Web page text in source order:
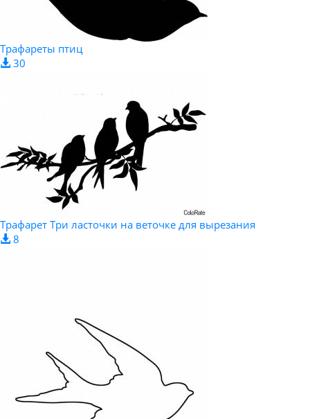
Трафареты птиц
30
Трафарет Три ласточки на веточке для вырезания
8